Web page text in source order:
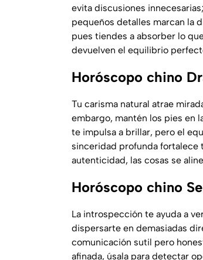
evita discusiones
pequeños detalles marcan la
pues tiendes a absorber lo
devuelven el equilibrio
Horóscopo chino
Tu carisma natural atrae
embargo, mantén los pies en
te impulsa a brillar, pero el
sinceridad profunda fortalece
autenticidad, las cosas se
Horóscopo chino
La introspección te ayuda a
dispersarte en demasiadas
comunicación sutil pero
afinada, úsala para detectar